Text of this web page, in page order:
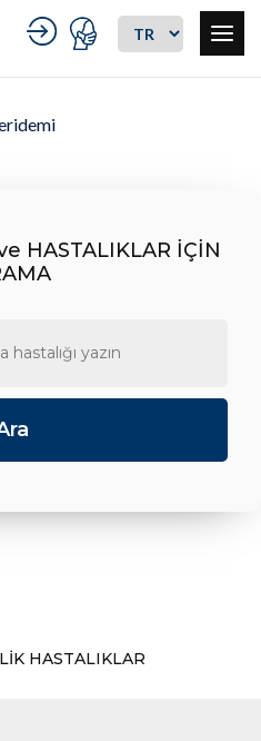
HASTALIKLAR İÇİN
HASTALIKLAR